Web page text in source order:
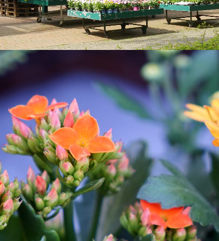
und Videos sowie deren Anordnung auf dieser
Der Inhalt dieser Webseite darf nicht zu
gemacht werden. Wir weisen daraufhin, dass auf den
markenrechtlich geschützt. Dies gilt insbesondere für